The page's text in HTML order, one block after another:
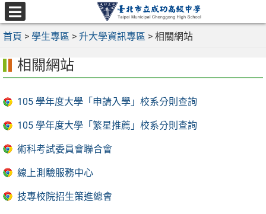
跳
至
主
容
選
單
首頁 > 學生專區 > 升大學資訊專區 > 相關網站
相關網站
105 學年度大學「申請入學」校系分則查詢
105 學年度大學「繁星推薦」校系分則查詢
術科考試委員會聯合會
線上測驗服務中心
技專校院招生策進總會